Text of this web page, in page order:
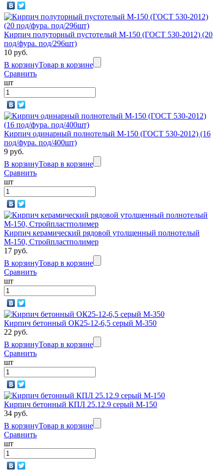
Кирпич полуторный пустотелый М-150 (ГОСТ 530-2012) (20
под/фура. под/296шт)
10 руб.
В корзинуТовар в корзине
Сравнить
шт
Кирпич одинарный полнотелый М-150 (ГОСТ 530-2012) (16
под/фура. под/400шт)
9 руб.
В корзинуТовар в корзине
Сравнить
шт
Кирпич керамический рядовой утолщенный полнотелый
М-150, Стройпластполимер
17 руб.
В корзинуТовар в корзине
Сравнить
шт
Кирпич бетонный ОК25-12-6,5 серый М-350
22 руб.
В корзинуТовар в корзине
Сравнить
шт
Кирпич бетонный КПЛ 25.12.9 серый М-150
34 руб.
В корзинуТовар в корзине
Сравнить
шт